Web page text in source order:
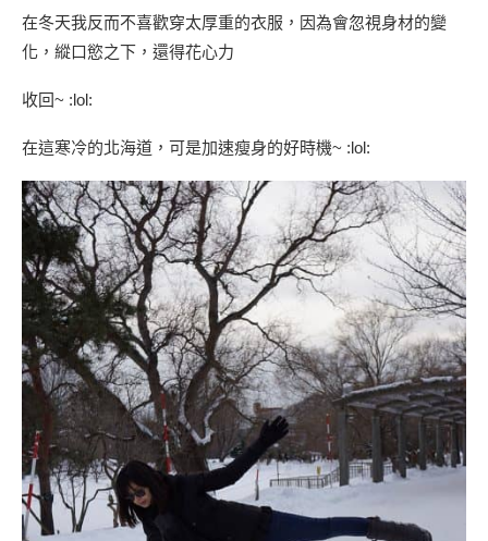
在冬天我反而不喜歡穿太厚重的衣服，因為會忽視身材的變
化，縱口慾之下，還得花心力
收回~ :lol:
在這寒冷的北海道，可是加速瘦身的好時機~ :lol: